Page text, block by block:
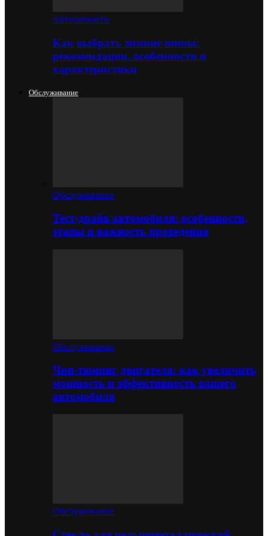
Автозапчасти
Как выбрать зимние шины:
рекомендации, особенности и
характеристики
Обслуживание
Обслуживание
Тест-драйв автомобиля: особенности,
этапы и важность проведения
Обслуживание
Чип-тюнинг двигателя: как увеличить
мощность и эффективность вашего
автомобиля
Обслуживание